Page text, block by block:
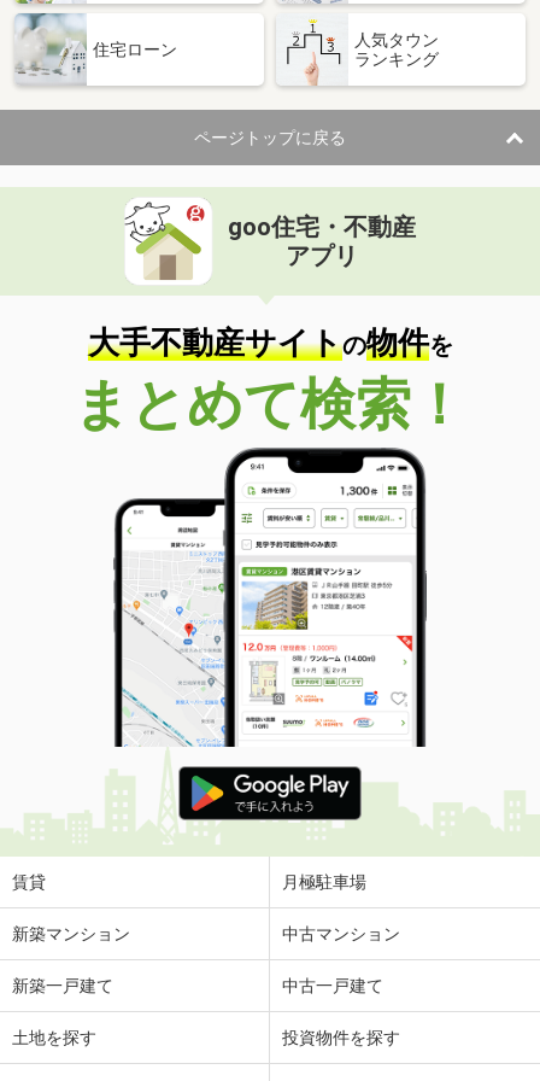
住宅ローン
人気タウン
ランキング
ページトップに戻る
goo住宅・不動産
アプリ
大手不動産サイトの物件を
まとめて検索！
賃貸 月極駐車場
新築マンション 中古マンション
新築一戸建て 中古一戸建て
土地を探す 投資物件を探す